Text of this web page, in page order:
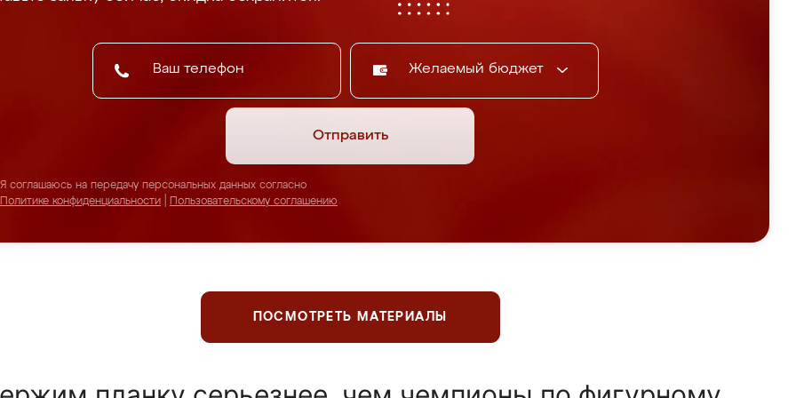
Желаемый бюджет
Отправить
Я соглашаюсь на передачу персональных данных согласно
Политике конфиденциальности
Пользовательскому соглашению
ПОСМОТРЕТЬ МАТЕРИАЛЫ